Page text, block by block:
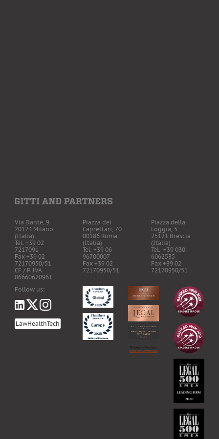
Via Dante, 9
20123 Milano
(Italia)
Tel. +39 02
7217091
Fax +39 02
72170950/51
CF / P. IVA
06660620961
Piazza dei
Caprettari, 70
00186 Roma
(Italia)
Tel. +39 06
96700007
Fax +39 02
72170950/51
Piazza della
Loggia, 5
25121 Brescia
(Italia)
Tel. +39 030
6062535
Fax +39 02
72170950/51
Follow us:
LawHealthTech